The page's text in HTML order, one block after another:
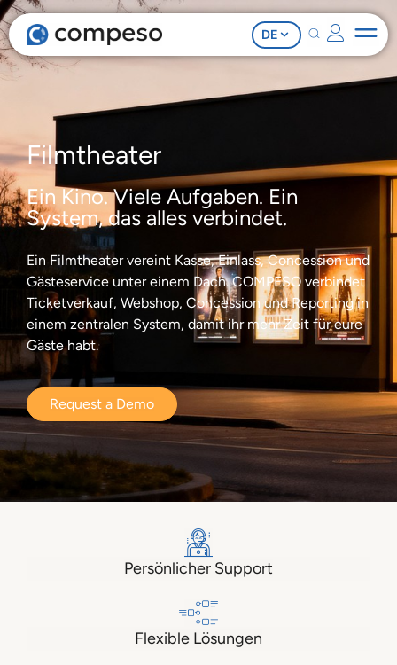
DE
Filmtheater
Ein Kino. Viele Aufgaben. Ein
System, das alles verbindet.
Ein Filmtheater vereint Kasse, Einlass, Concession und
Gästeservice unter einem Dach. COMPESO verbindet
Ticketverkauf, Webshop, Concession und Reporting in
einem zentralen System, damit ihr mehr Zeit für eure
Gäste habt.
Request a Demo
Persönlicher Support
Flexible Lösungen